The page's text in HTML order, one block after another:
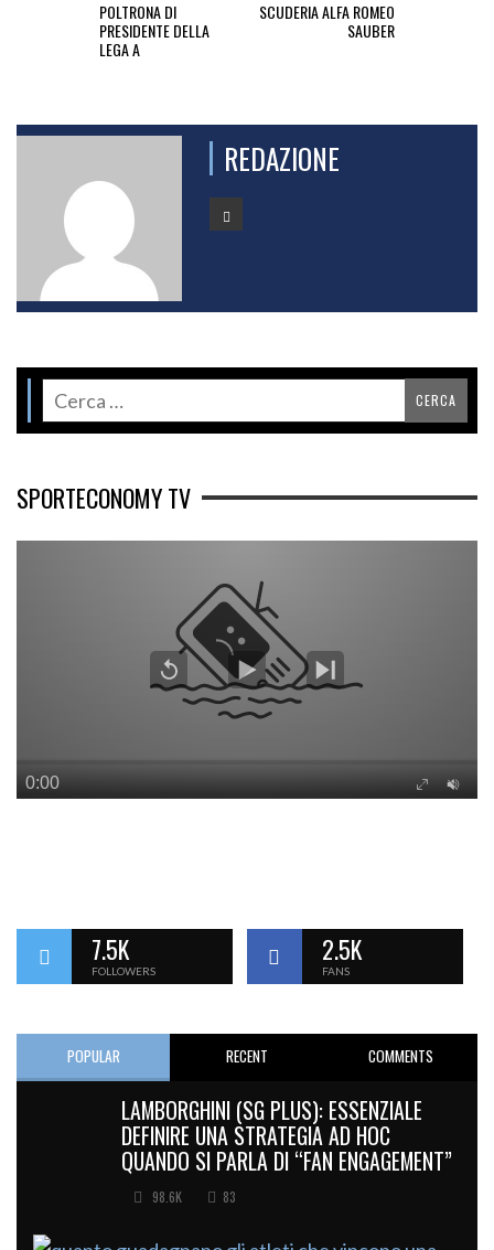
POLTRONA DI
PRESIDENTE DELLA
LEGA A
SCUDERIA ALFA ROMEO
SAUBER
REDAZIONE
SPORTECONOMY TV
7.5K
FOLLOWERS
2.5K
FANS
POPULAR RECENT COMMENTS
LAMBORGHINI (SG PLUS): ESSENZIALE
DEFINIRE UNA STRATEGIA AD HOC
QUANDO SI PARLA DI “FAN ENGAGEMENT”
98.6K 83